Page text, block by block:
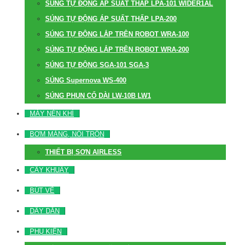
SÚNG TỰ ĐỘNG ÁP SUẤT THẤP LPA-101 WIDER1AL
SÚNG TỰ ĐỘNG ÁP SUẤT THẤP LPA-200
SÚNG TỰ ĐỘNG LẮP TRÊN ROBOT WRA-100
SÚNG TỰ ĐỘNG LẮP TRÊN ROBOT WRA-200
SÚNG TỰ ĐỘNG SGA-101 SGA-3
SÚNG Supernova WS-400
SÚNG PHUN CỔ DÀI LW-10B LW1
MÁY NÉN KHÍ
BƠM MÀNG, NỒI TRỘN
THIẾT BỊ SƠN AIRLESS
CÂY KHUẤY
BÚT VẼ
DÂY DẪN
PHỤ KIỆN